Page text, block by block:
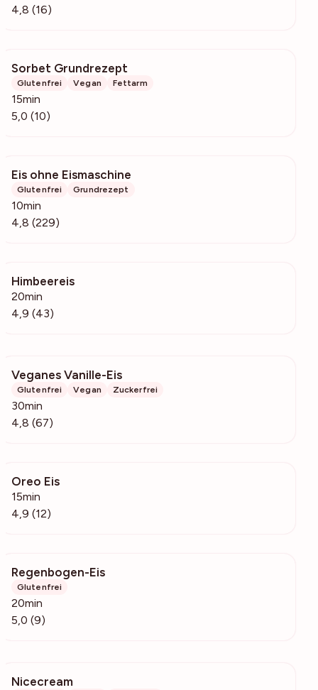
4,8 (16)
Sorbet Grundrezept
Glutenfrei Vegan Fettarm
15min
5,0 (10)
Eis ohne Eismaschine
Glutenfrei Grundrezept
10min
4,8 (229)
Himbeereis
20min
4,9 (43)
Veganes Vanille-Eis
Glutenfrei Vegan Zuckerfrei
30min
4,8 (67)
Oreo Eis
15min
4,9 (12)
Regenbogen-Eis
Glutenfrei
20min
5,0 (9)
Nicecream